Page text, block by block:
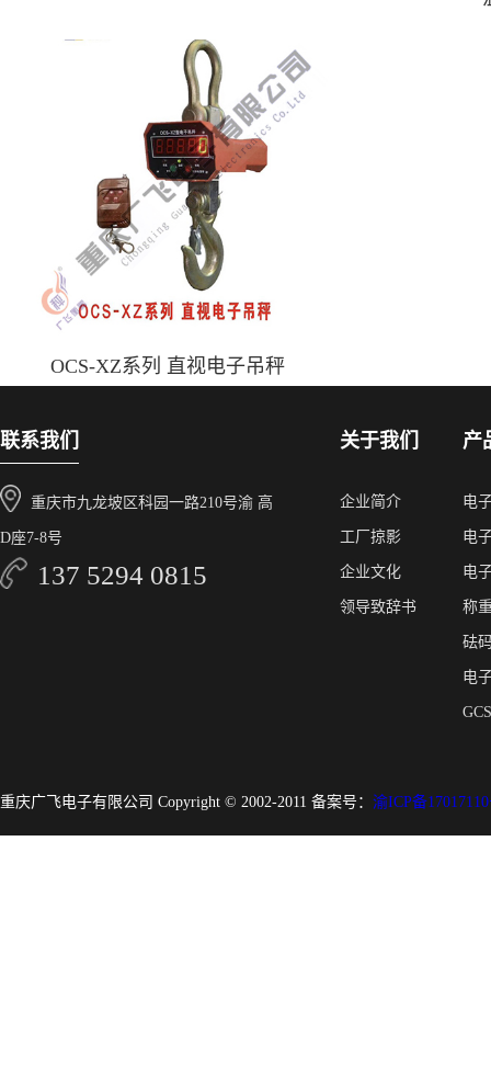
OCS-XZ系列 直视电子吊秤
联系我们
重庆市九龙坡区科园一路210号渝 高
D座7-8号
137 5294 0815
关于我们
企业简介
工厂掠影
企业文化
领导致辞书
产
电
电
电
称
砝
电
重庆广飞电子有限公司 Copyright © 2002-2011 备案号： 渝ICP备